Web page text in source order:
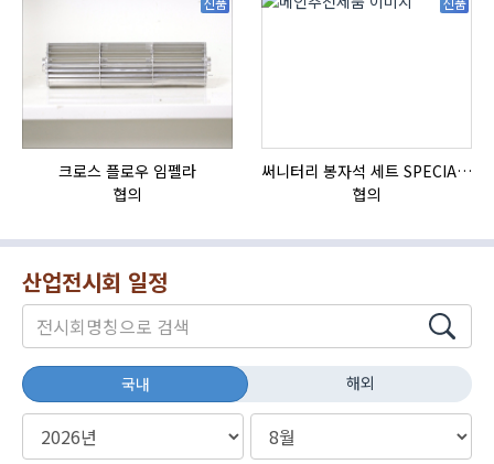
크로스 플로우 임펠라
협의
써니터리 봉자석 세트 SPECIAL , 봉자석 , 자석봉 , 호퍼용자석 , 전자석
협의
산업전시회 일정
국내 해외